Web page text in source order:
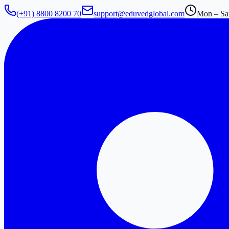
(+91) 8800 8200 70 support@eduvedglobal.com Mon –